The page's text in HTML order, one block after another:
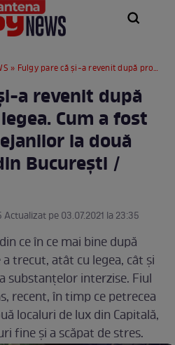
» Fulgy pare că și-a revenit după problemele cu legea. Cum a fost surprins fiul Clejanilor la două terase de fițe din București / PAPARAZZI
a revenit după
Cum a fost
la două
București /
pe 03.07.2021 la 23:35
ce în ce mai bine după
trecut, atât cu legea, cât și
substanțelor interzise. Fiul
recent, în timp ce petrecea
localuri de lux din Capitală,
fine și a scăpat de stres.